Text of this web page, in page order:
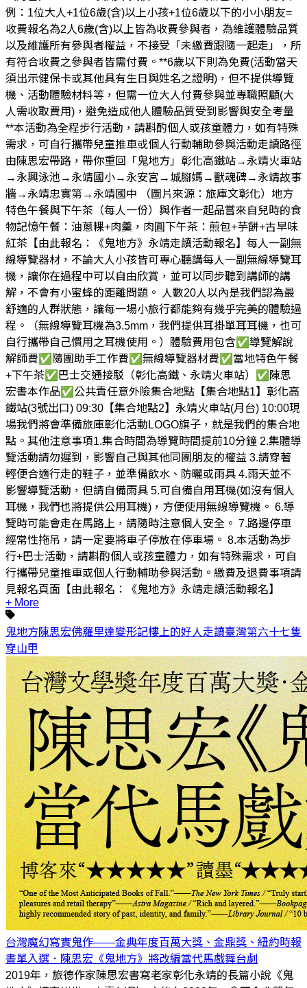
例：1位大人+1位6歲(含)以上小孩+1位6歲以下的小小朋友=
收費報名為2人6歲(含)以上皆為收費參與者，為維護體驗品質
以及維護所有參與者權益，不接受「未繳費跟隨一起走」，所
有符合收費之參與者皆需付費。**6歲以下則為免費(活動當天
須出示健保卡或其他具有生日與姓名之證明)，但不提供導覽
機、活動體驗材料等，但需一位大人付費參與並專職照顧(大
人需收取費用)，避免造成他人體驗品質受到影響與安全考量
**本活動為全程步行活動，請斟酌個人或孩童體力，如有特殊
需求，可自行攜帶兒童推車或個人行動輔助參與活動走讀路徑
由陳思宏帶路，帶你重回「鬼地方」彰化高鐵站→永靖火車站
→永興泳池→永靖國小→永安宮→城腳媽→獸魂碑→永靖故事
牆→永靖忠實第→永靖國中 （圖片來源：旅庫文彰化）地方
特色午餐與下午茶（每人一份）與作者一起品嘗來自兒時的食
物記憶午餐：油蔥粿+肉羹，肉圓下午茶：煎包+芋餅+古早味
紅茶【由此報名：《鬼地方》永靖走讀活動報名】每人一副無
線導覽器材，不論大人小孩皆可專心聽講每人一副無線導覽耳
機，讓你在過程中可以自由欣賞，並可以同步聽到講師的講
解，不會有小蜜蜂的距離問題。 人數20人以內是我們認為最
舒適的人群狀態，讓每一場小旅行都能夠有幾乎完美的體驗過
程。（無線導覽耳機為3.5mm，我們提供耳掛單耳耳機，也可
自行攜帶自己慣用之耳機使用。）體驗費用包含✅導覽解說
解師費✅隨團助手工作費✅無線導覽器材費✅當地特色午餐
+下午茶✅巴士交通接駁（彰化高鐵、永靖火車站）✅陳思
宏書本作品✅公共責任意外險集合地點【集合地點1】彰化高
鐵站(3號出口) 09:30【集合地點2】永靖火車站(月台) 10:00現
場我們將會準備旅庫彰化活動LOGO旗子，就是我們的集合地
點。其他注意事項1.集合時間為導覽時間提前10分鐘 2.集體導
覽活動請勿遲到，影響自己與其他同團朋友的權益 3.請穿著
輕便合適行走的鞋子，並準備飲水、防曬或雨具 4.雨天並不
影響導覽活動，但請自備雨具 5.可自備自用耳機(如沒有個人
耳機，我們也將提供公用耳機)，方便使用無線導覽機。 6.導
覽時可能會走在馬路上，請隨時注意個人安全。 7.路邊停車
經常性拖吊，請一定要將車子停放在停車場。 8.本活動為步
行+巴士活動，請斟酌個人或孩童體力，如有特殊需求，可自
行攜帶兒童推車或個人行動輔助參與活動。繳費及退費事項請
見報名頁面【由此報名：《鬼地方》永靖走讀活動報名】
+ More
鬼地方陳思宏佛羅里達變形記樓上的好人走讀臺灣第六十七隻
穿山甲
台灣魔幻寫實鬼作——金典年度百萬大獎、金鼎獎、紐約時報
書單入選．陳思宏《鬼地方》將改編當代馬戲舞台劇
2019年，旅德作家陳思宏書寫老家彰化永靖的長篇小說《鬼